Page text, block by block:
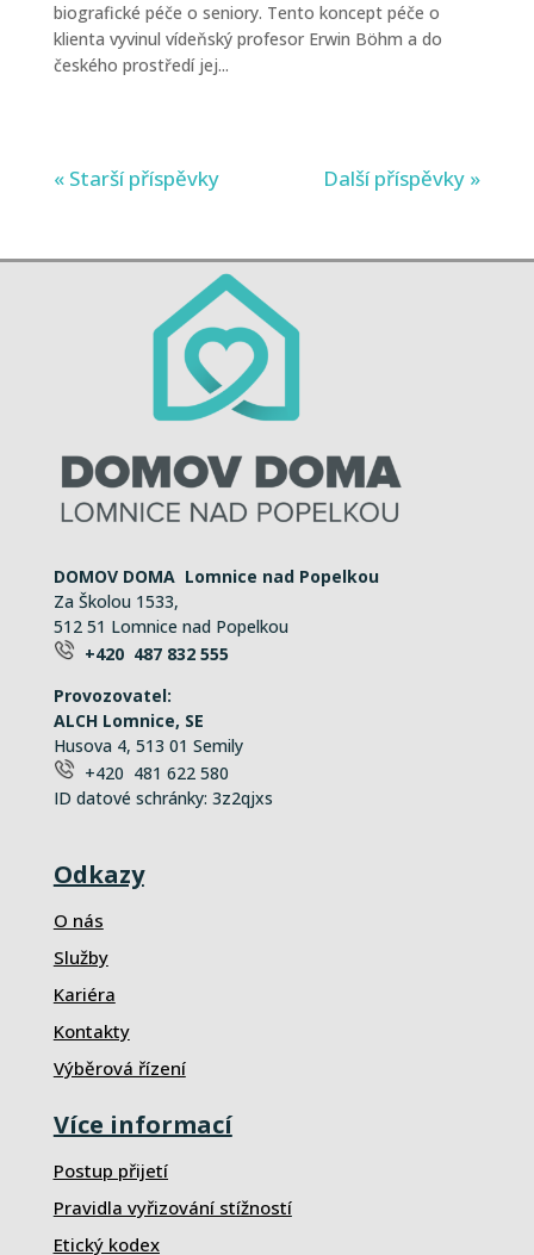
biografické péče o seniory. Tento koncept péče o
klienta vyvinul vídeňský profesor Erwin Böhm a do
českého prostředí jej...
« Starší příspěvky Další příspěvky »
DOMOV DOMA Lomnice nad Popelkou
Za Školou 1533,
512 51 Lomnice nad Popelkou
+420 487 832 555
Provozovatel:
ALCH Lomnice, SE
Husova 4, 513 01 Semily
+420 481 622 580
ID datové schránky: 3z2qjxs
Odkazy
O nás
Služby
Kariéra
Kontakty
Výběrová řízení
Více informací
Postup přijetí
Pravidla vyřizování stížností
Etický kodex